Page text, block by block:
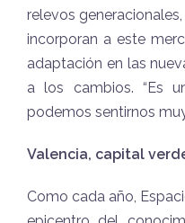
relevos
incorporan a este
adaptación en las
a los cambios. “Es
podemos sentirnos
Valencia, capital
Como cada año,